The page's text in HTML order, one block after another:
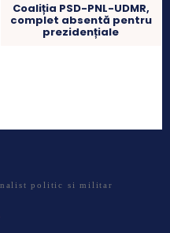
Coaliția PSD-PNL-UDMR,
complet absentă pentru
prezidențiale
politic si militar